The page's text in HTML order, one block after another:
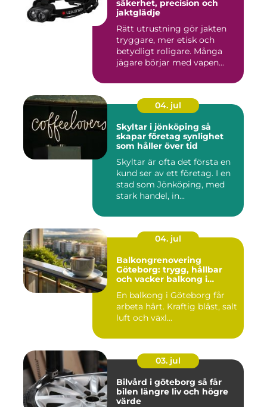
säkerhet, precision och
jaktglädje
Rätt utrustning gör jakten
tryggare, mer etisk och
betydligt roligare. Många
jägare börjar med vapen...
04. jul
Skyltar i jönköping så
skapar företag synlighet
som håller över tid
Skyltar är ofta det första en
kund ser av ett företag. I en
stad som Jönköping, med
stark handel, in...
04. jul
Balkongrenovering
Göteborg: trygg, hållbar
och vacker balkong i
En balkong i Göteborg får
arbeta hårt. Kraftig blåst, salt
luft och växl...
03. jul
Bilvård i göteborg så får
bilen längre liv och högre
värde